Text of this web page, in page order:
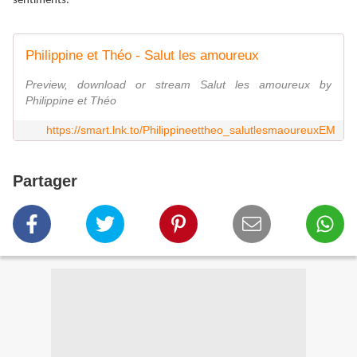
Philippine et Théo - Salut les amoureux
Preview, download or stream Salut les amoureux by
Philippine et Théo
https://smart.lnk.to/Philippineettheo_salutlesmaoureuxEM
Partager